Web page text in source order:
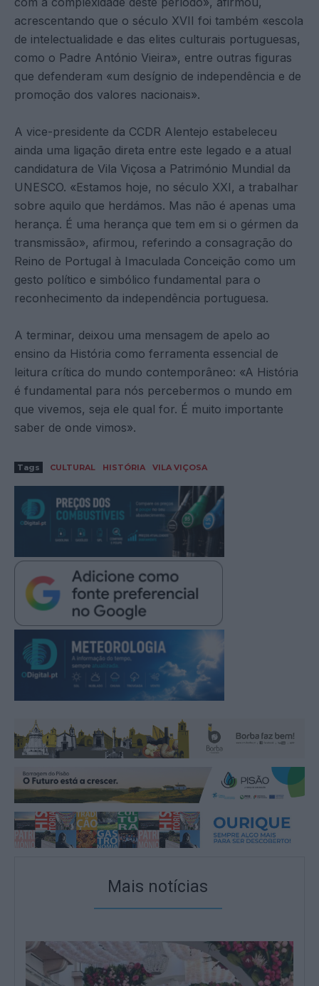
acrescentando que o século XVII foi também «escola
de intelectualidade e das elites culturais portuguesas,
como o Padre António Vieira», entre outras figuras
que defenderam «um desígnio de independência e de
promoção dos valores nacionais».
A vice-presidente da CCDR Alentejo estabeleceu
ainda uma ligação direta entre este legado e a atual
candidatura de Vila Viçosa a Património Mundial da
UNESCO. «Estamos hoje, no século XXI, a trabalhar
sobre aquilo que herdámos. Mas não é apenas uma
herança. É uma herança que tem em si o gérmen da
transmissão», afirmou, referindo a consagração do
Reino de Portugal à Imaculada Conceição como um
gesto político e simbólico fundamental para o
reconhecimento da independência portuguesa.
A terminar, deixou uma mensagem de apelo ao
ensino da História como ferramenta essencial de
leitura crítica do mundo contemporâneo: «A História
é fundamental para nós percebermos o mundo em
que vivemos, seja ele qual for. É muito importante
saber de onde vimos».
Tags CULTURAL HISTÓRIA VILA VIÇOSA
Mais notícias